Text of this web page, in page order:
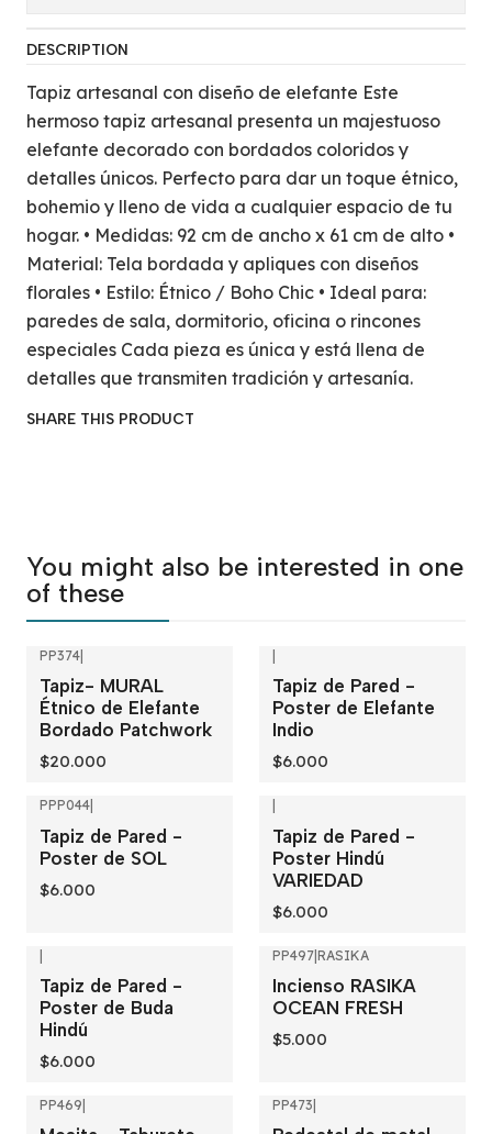
DESCRIPTION
Tapiz artesanal con diseño de elefante Este
hermoso tapiz artesanal presenta un majestuoso
elefante decorado con bordados coloridos y
detalles únicos. Perfecto para dar un toque étnico,
bohemio y lleno de vida a cualquier espacio de tu
hogar. • Medidas: 92 cm de ancho x 61 cm de alto •
Material: Tela bordada y apliques con diseños
florales • Estilo: Étnico / Boho Chic • Ideal para:
paredes de sala, dormitorio, oficina o rincones
especiales Cada pieza es única y está llena de
detalles que transmiten tradición y artesanía.
SHARE THIS PRODUCT
You might also be interested in one
of these
PP374
Tapiz- MURAL
Étnico de Elefante
Bordado Patchwork
$20.000
Tapiz de Pared -
Poster de Elefante
Indio
$6.000
PPP044
Tapiz de Pared -
Poster de SOL
$6.000
Tapiz de Pared -
Poster Hindú
VARIEDAD
$6.000
Tapiz de Pared -
Poster de Buda
Hindú
$6.000
PP497 RASIKA
Incienso RASIKA
OCEAN FRESH
$5.000
PP469 PP473